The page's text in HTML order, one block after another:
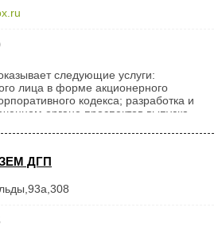
следующие услуги:
лица в форме акционерного
кодекса; разработка и
органе проспектов выпуска
(облигационной программы) и
регистратора и заключении
держателей ценных бумаг;
выпуска и размещения ценных
бумаг; консультации по вопросам
...
ДГП